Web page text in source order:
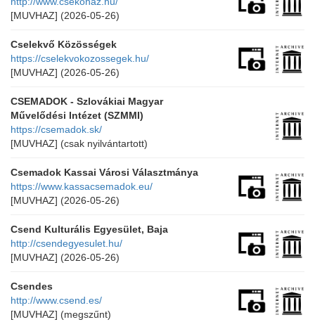
[MUVHAZ] (2026-05-26)
Cselekvő Közösségek
https://cselekvokozossegek.hu/
[MUVHAZ] (2026-05-26)
CSEMADOK - Szlovákiai Magyar
Művelődési Intézet (SZMMI)
https://csemadok.sk/
[MUVHAZ] (csak nyilvántartott)
Csemadok Kassai Városi Választmánya
https://www.kassacsemadok.eu/
[MUVHAZ] (2026-05-26)
Csend Kulturális Egyesület, Baja
http://csendegyesulet.hu/
[MUVHAZ] (2026-05-26)
Csendes
http://www.csend.es/
[MUVHAZ] (megszűnt)